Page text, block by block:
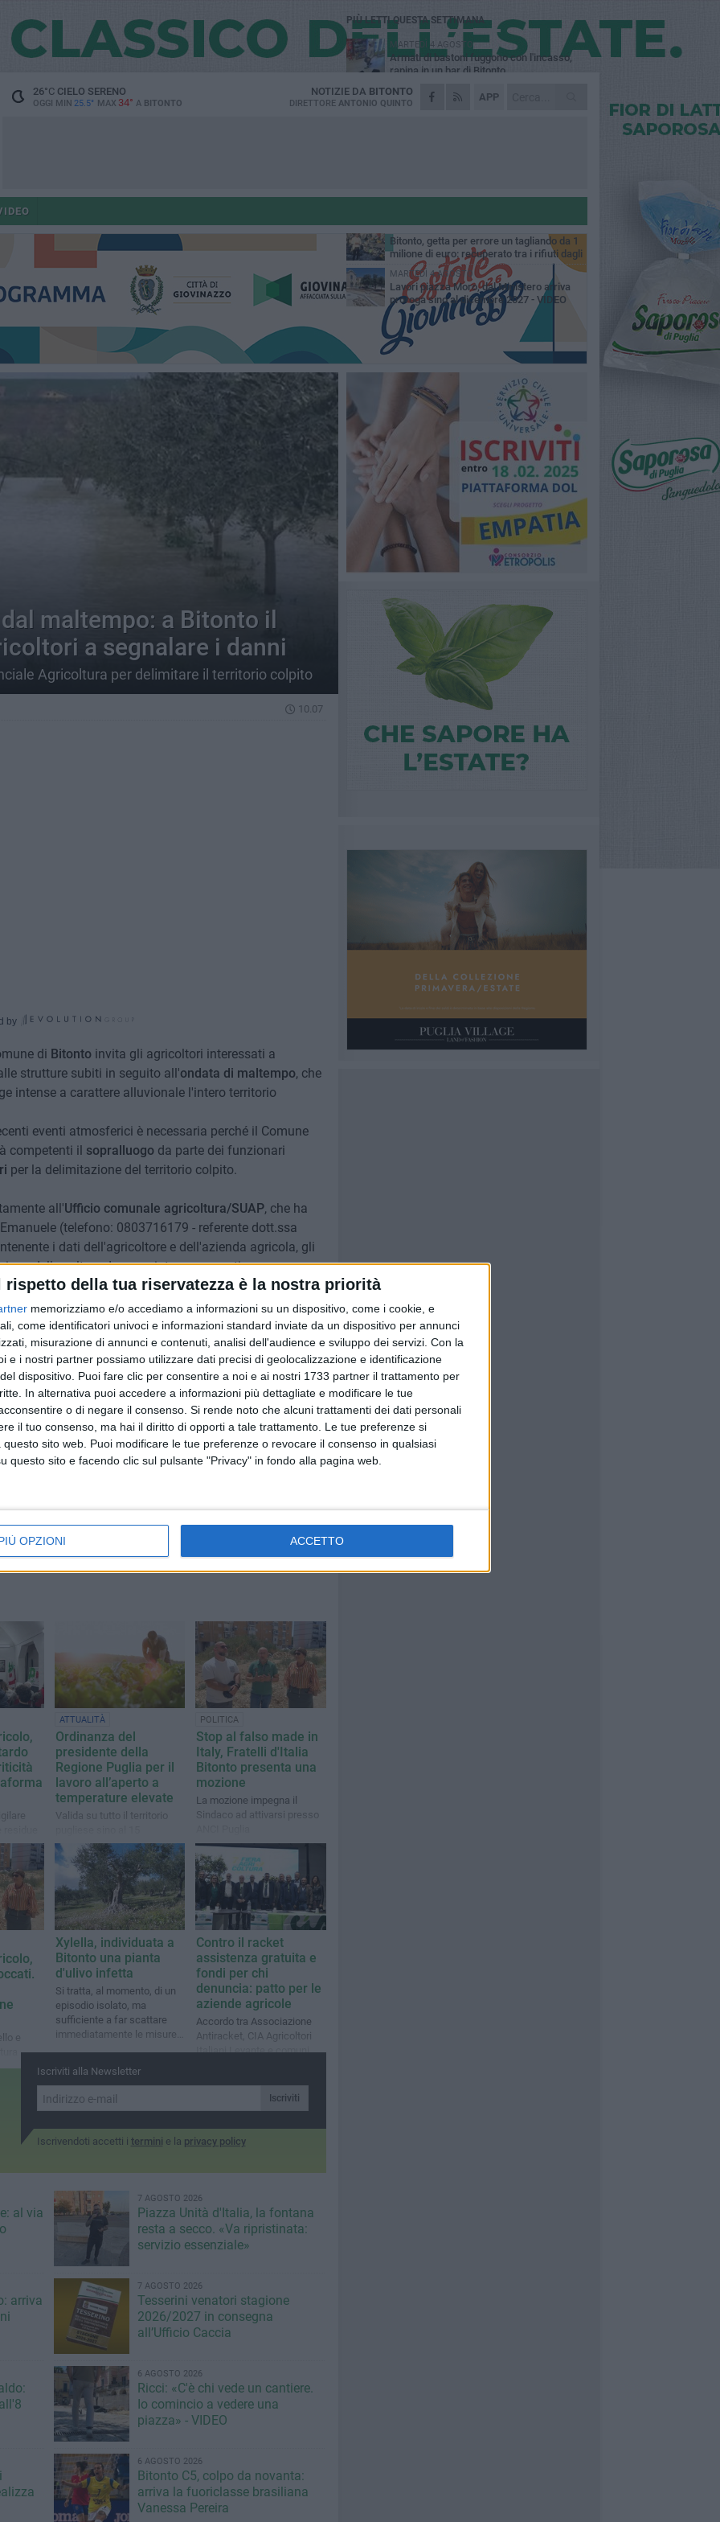
rispetto della tua riservatezza è la nostra priorità
memorizziamo e/o accediamo a informazioni su un dispositivo, come i cookie, e
come identificatori univoci e informazioni standard inviate da un dispositivo per annunci
misurazione di annunci e contenuti, analisi dell'audience e sviluppo dei servizi. Con la
e i nostri partner possiamo utilizzare dati precisi di geolocalizzazione e identificazione
dispositivo. Puoi fare clic per consentire a noi e ai nostri 1733 partner il trattamento per
In alternativa puoi accedere a informazioni più dettagliate e modificare le tue
o di negare il consenso. Si rende noto che alcuni trattamenti dei dati personali
il tuo consenso, ma hai il diritto di opporti a tale trattamento. Le tue preferenze si
sito web. Puoi modificare le tue preferenze o revocare il consenso in qualsiasi
questo sito e facendo clic sul pulsante "Privacy" in fondo alla pagina web.
OPZIONI ACCETTO
26°CCIELO SERENO
OGGI MIN 25.5° MAX 34° A BITONTO
APP
NOTIZIE DA BITONTO
DIRETTORE ANTONIO QUINTO
maltempo: a Bitonto il
a segnalare i danni
Agricoltura per delimitare il territorio colpito
10.07
by
di Bitonto invita gli agricoltori interessati a
strutture subiti in seguito all'ondata di maltempo, che
intense a carattere alluvionale l'intero territorio
eventi atmosferici è necessaria perché il Comune
competenti il sopralluogo da parte dei funzionari
per la delimitazione del territorio colpito.
all'Ufficio comunale agricoltura/SUAP, che ha
(telefono: 0803716179 - referente dott.ssa
i dati dell'agricoltore e dell'azienda agricola, gli
delle colture danneggiate con una stima
il 31 maggio: è possibile utilizzare il modello
online sul portale internet del Comune di Bitonto.
7 AGOSTO 2026
Piazza Aldo Moro, SI-AVS:
«Proroga della scadenza non
cancella ritardi del Comune»
più
ATTUALITÀ
Ordinanza del
presidente della
Regione Puglia per il
lavoro all’aperto a
temperature elevate
Valida su tutto il territorio
settembre 2026 per
prevenire i rischi sanitari e
limitare l’orario di lavoro
nelle ore più calde
POLITICA
Stop al falso made in
Italy, Fratelli d'Italia
Bitonto presenta una
mozione
La mozione impegna il
Sindaco ad attivarsi presso
e
il
Xylella, individuata a
Bitonto una pianta
d'ulivo infetta
Si tratta, al momento, di un
episodio isolato, ma
sufficiente a far scattare
immediatamente le misure
Contro il racket
assistenza gratuita e
fondi per chi
denuncia: patto per le
aziende agricole
Accordo tra Associazione
Antiracket, CIA Agricoltori
Italiani Levante e comuni
Iscriviti alla Newsletter
Iscriviti
Iscrivendoti accetti i termini e la privacy policy
al via
7 AGOSTO 2026
Piazza Unità d'Italia, la fontana
resta a secco. «Va ripristinata:
servizio essenziale»
arriva
7 AGOSTO 2026
Tesserini venatori stagione
2026/2027 in consegna
all’Ufficio Caccia
6 AGOSTO 2026
Ricci: «C'è chi vede un cantiere.
Io comincio a vedere una
piazza» - VIDEO
6 AGOSTO 2026
Bitonto C5, colpo da novanta:
arriva la fuoriclasse brasiliana
Vanessa Pereira
PIÙ LETTI QUESTA SETTIMANA
MARTEDÌ 4 AGOSTO
Armati di bastoni fuggono con l'incasso,
rapina in un bar di Bitonto
DOMENICA 2 AGOSTO
Fratelli d'Italia Bitonto: «Vicinanza alla
Parcheggio interrato in piazza Marconi, SI:
MARTEDÌ 4 AGOSTO
Bitonto, getta per errore un tagliando da 1
milione di euro: recuperato tra i rifiuti dagli
operatori SANB
MARTEDÌ 4 AGOSTO
Lavori piazza Moro, dal Ministero arriva
proroga sino al dicembre 2027 - VIDEO